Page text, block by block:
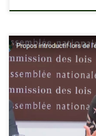
Fin mars a eu lieu
dépénaliser l’accès à
Belluco, qui a
lois. En savoir plus :
nationale.fr/